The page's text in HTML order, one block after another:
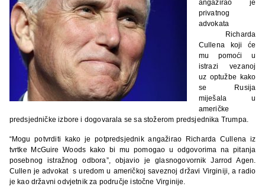
angažirao je
privatnog
advokata
Richarda
Cullena koji će
mu pomoći u
istrazi vezanoj
uz optužbe kako
se Rusija
miješala u
američke
predsjedničke izbore i dogovarala se sa stožerom predsjednika Trumpa.
“Mogu potvrditi kako je potpredsjednik angažirao Richarda Cullena iz
tvrtke McGuire Woods kako bi mu pomogao u odgovorima na pitanja
posebnog istražnog odbora”, objavio je glasnogovornik Jarrod Agen.
Cullen je advokat s uredom u američkoj saveznoj državi Virginiji, a radio
je kao državni odvjetnik za područje istočne Virginije.